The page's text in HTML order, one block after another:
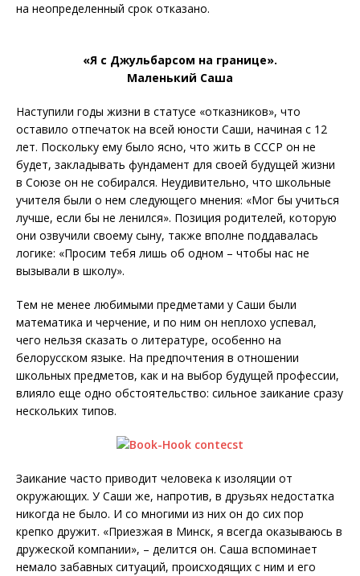
на неопределенный срок отказано.
«Я с Джульбарсом на границе».
Маленький Саша
Наступили годы жизни в статусе «отказников», что
оставило отпечаток на всей юности Саши, начиная с 12
лет. Поскольку ему было ясно, что жить в СССР он не
будет, закладывать фундамент для своей будущей жизни
в Союзе он не собирался. Неудивительно, что школьные
учителя были о нем следующего мнения: «Мог бы учиться
лучше, если бы не ленился». Позиция родителей, которую
они озвучили своему сыну, также вполне поддавалась
логике: «Просим тебя лишь об одном – чтобы нас не
вызывали в школу».
Тем не менее любимыми предметами у Саши были
математика и черчение, и по ним он неплохо успевал,
чего нельзя сказать о литературе, особенно на
белорусском языке. На предпочтения в отношении
школьных предметов, как и на выбор будущей профессии,
влияло еще одно обстоятельство: сильное заикание сразу
нескольких типов.
Заикание часто приводит человека к изоляции от
окружающих. У Саши же, напротив, в друзьях недостатка
никогда не было. И со многими из них он до сих пор
крепко дружит. «Приезжая в Минск, я всегда оказываюсь в
дружеской компании», – делится он. Саша вспоминает
немало забавных ситуаций, происходящих с ним и его